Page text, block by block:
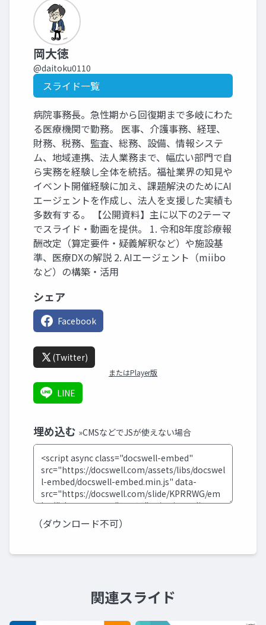
岡大徳
@daitoku0110
スライド一覧
病院事務長。急性期から回復期まで多岐にわた
る医療機関で勤務。 医事、介護事務、経理、
財務、税務、監査、総務、設備、情報システ
ム、地域連携、法人業務まで、幅広い部門で自
ら実務を経験し全体を統括。福祉業界の知見や
イベント開催経験に加え、課題解決のためにAI
エージェントを作成し、法人を支援した実績も
多数有する。 【公開資料】主に以下の2テーマ
でスライド・動画を提供。 1. 令和8年度診療報
酬改定（算定要件・疑義解釈など）や施設基
準、医療DXの解説 2. AIエージェント（miibo
など）の構築・活用
シェア
Facebook
(Twitter)
またはPlayer版
LINE
埋め込む »CMSなどでJSが使えない場合
（ダウンロード不可）
関連スライド